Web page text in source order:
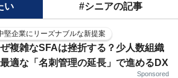
い #シニアの記事
堅企業にリーズナブルな新提案
複雑なSFAは挫折する？少人数組織
適な「名刺管理の延長」で進めるDX
Sponsored